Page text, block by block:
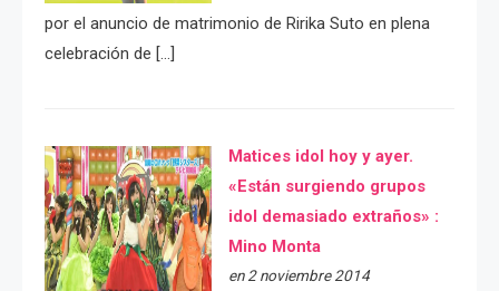
por el anuncio de matrimonio de Ririka Suto en plena
celebración de […]
Matices idol hoy y ayer.
«Están surgiendo grupos
idol demasiado extraños» :
Mino Monta
en 2 noviembre 2014